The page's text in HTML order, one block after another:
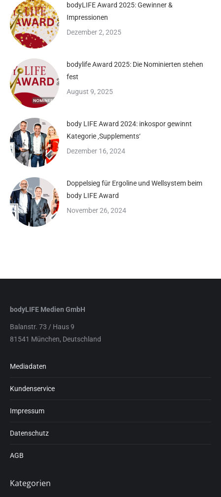
bodyLIFE Award 2025: Gewinner &
Impressionen
Dezember 2, 2025
bodylife Award 2025: Die Nominierten stehen
fest
August 9, 2025
body LIFE Award 2024: inkospor gewinnt
Kategorie ‚Supplements‘
Dezember 16, 2024
Doppelsieg für Ergoline und Wellsystem beim
body LIFE Award
November 26, 2024
bodyLIFE Medien GmbH
Balanstr. 73 / Haus 9
81541 München, Deutschland
Mediadaten
Kundenservice
Impressum
Datenschutz
AGB
Kategorien